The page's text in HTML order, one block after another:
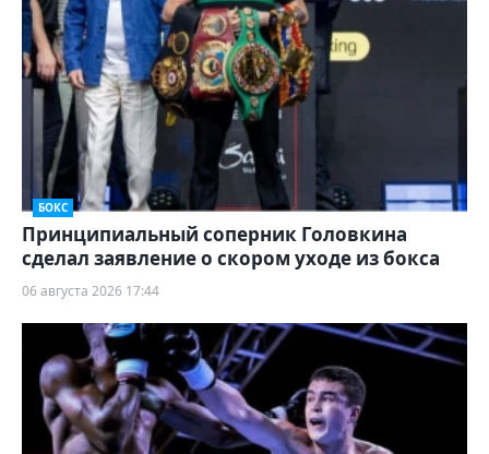
БОКС
Принципиальный соперник Головкина
сделал заявление о скором уходе из бокса
06 августа 2026 17:44